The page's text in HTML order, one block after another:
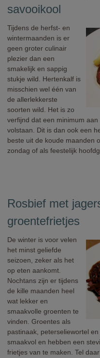
savooikool
Tijdens de herfst- en
wintermaanden is er
geen groter culinair
plezier dan een
smakelijk en sappig
stukje wild. Hertenkalf is
misschien wel één van
de allerlekkerste
soorten wild. Het is zo
verfijnd dat een minimum
volstaan. Dit is dan ook een
beste uit de koude maanden
zondag of als feestelijk
Rosbief met
groentefrietjes
De winter is voor velen
het minst geliefde
seizoen, zeker als het
op eten aankomt.
Nochtans zijn er tijdens
de kille maanden heel
wat lekker en
smaakvolle groenten te
vinden. Groentes als
pastinaak, peterseliewortel
smaakvol en hebben een
frietjes van te maken. Tel